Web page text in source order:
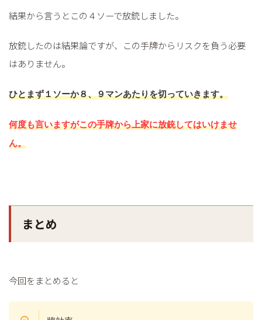
結果から言うとこの４ソーで放銃しました。
放銃したのは結果論ですが、この手牌からリスクを負う必要
はありません。
ひとまず１ソーか８、９マンあたりを切っていきます。
何度も言いますがこの手牌から上家に放銃してはいけませ
ん。
まとめ
今回をまとめると